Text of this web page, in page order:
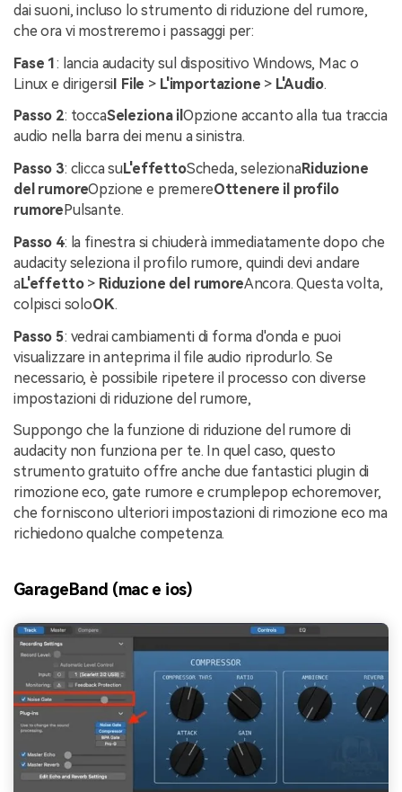
dai suoni, incluso lo strumento di riduzione del rumore,
che ora vi mostreremo i passaggi per:
Fase 1: lancia audacity sul dispositivo Windows, Mac o
Linux e dirigersiI File > L'importazione > L'Audio.
Passo 2: toccaSeleziona il Opzione accanto alla tua traccia
audio nella barra dei menu a sinistra.
Passo 3: clicca suL'effettoScheda, selezionaRiduzione
del rumoreOpzione e premereOttenere il profilo
rumorePulsante.
Passo 4: la finestra si chiuderà immediatamente dopo che
audacity seleziona il profilo rumore, quindi devi andare
aL'effetto> Riduzione del rumoreAncora. Questa volta,
colpisci soloOK.
Passo 5: vedrai cambiamenti di forma d'onda e puoi
visualizzare in anteprima il file audio riprodurlo. Se
necessario, è possibile ripetere il processo con diverse
impostazioni di riduzione del rumore,
Suppongo che la funzione di riduzione del rumore di
audacity non funziona per te. In quel caso, questo
strumento gratuito offre anche due fantastici plugin di
rimozione eco, gate rumore e crumplepop echoremover,
che forniscono ulteriori impostazioni di rimozione eco ma
richiedono qualche competenza.
GarageBand (mac e ios)